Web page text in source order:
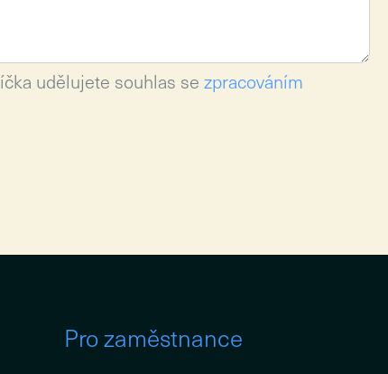
udělujete souhlas sezpracováním
Pro zaměstnance